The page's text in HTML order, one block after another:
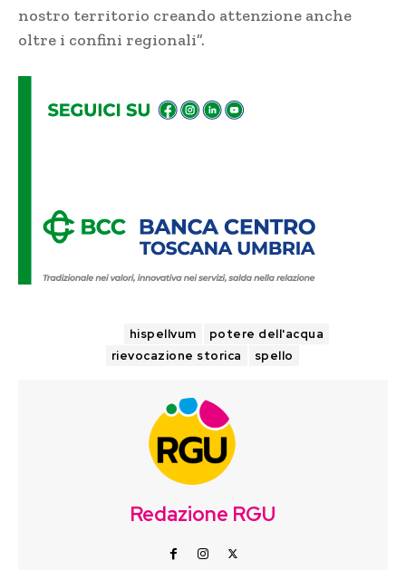
nostro territorio creando attenzione anche
oltre i confini regionali”.
hispellvum
potere dell'acqua
rievocazione storica
spello
Redazione RGU